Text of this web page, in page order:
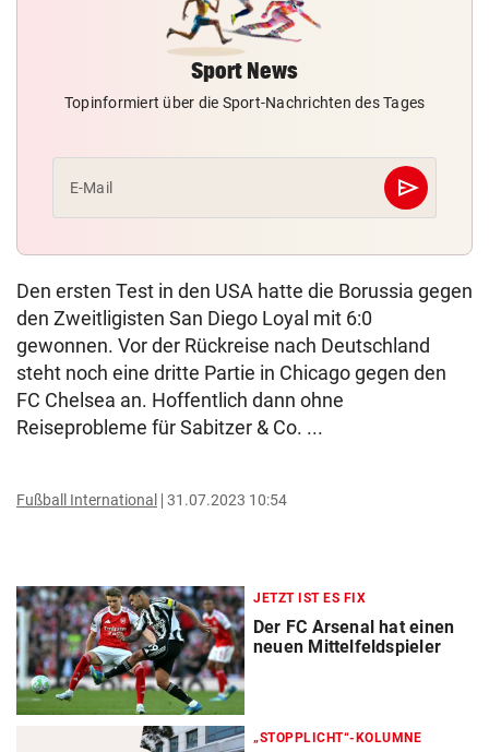
Sport News
Topinformiert über die Sport-Nachrichten des Tages
E-Mail send
Abschicken
Den ersten Test in den USA hatte die Borussia gegen
den Zweitligisten San Diego Loyal mit 6:0
gewonnen. Vor der Rückreise nach Deutschland
steht noch eine dritte Partie in Chicago gegen den
FC Chelsea an. Hoffentlich dann ohne
Reiseprobleme für Sabitzer & Co. ...
Fußball International 31.07.2023 10:54
JETZT IST ES FIX
Der FC Arsenal hat einen
neuen Mittelfeldspieler
„STOPPLICHT“-KOLUMNE